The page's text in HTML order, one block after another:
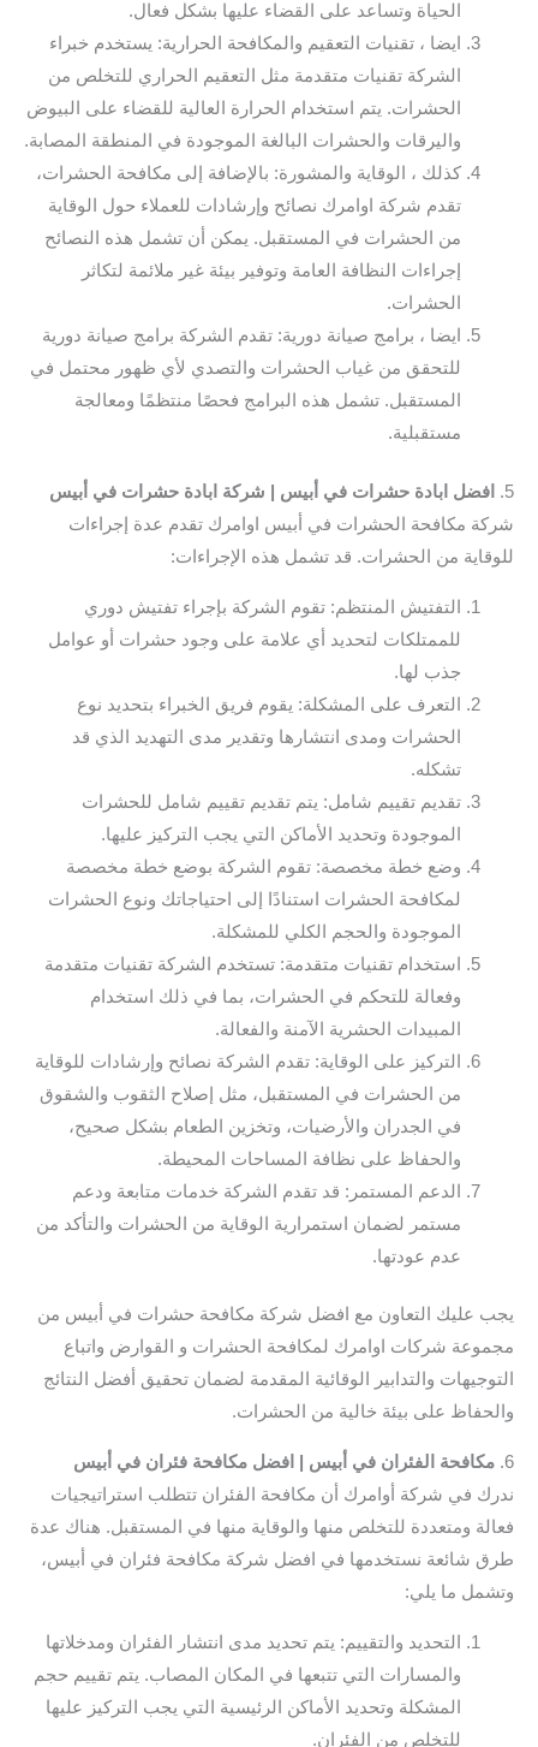
الحياة وتساعد على القضاء عليها بشكل فعال.
ايضا ، تقنيات التعقيم والمكافحة الحرارية: يستخدم خبراء
الشركة تقنيات متقدمة مثل التعقيم الحراري للتخلص من
الحشرات. يتم استخدام الحرارة العالية للقضاء على البيوض
واليرقات والحشرات البالغة الموجودة في المنطقة المصابة.
كذلك ، الوقاية والمشورة: بالإضافة إلى مكافحة الحشرات،
تقدم شركة اوامرك نصائح وإرشادات للعملاء حول الوقاية
من الحشرات في المستقبل. يمكن أن تشمل هذه النصائح
إجراءات النظافة العامة وتوفير بيئة غير ملائمة لتكاثر
الحشرات.
ايضا ، برامج صيانة دورية: تقدم الشركة برامج صيانة دورية
للتحقق من غياب الحشرات والتصدي لأي ظهور محتمل في
المستقبل. تشمل هذه البرامج فحصًا منتظمًا ومعالجة
مستقبلية.
5.
افضل ابادة حشرات في أبيس | شركة ابادة حشرات في أبيس
شركة مكافحة الحشرات في أبيس اوامرك تقدم عدة إجراءات
للوقاية من الحشرات. قد تشمل هذه الإجراءات:
التفتيش المنتظم: تقوم الشركة بإجراء تفتيش دوري
للممتلكات لتحديد أي علامة على وجود حشرات أو عوامل
جذب لها.
التعرف على المشكلة: يقوم فريق الخبراء بتحديد نوع
الحشرات ومدى انتشارها وتقدير مدى التهديد الذي قد
تشكله.
تقديم تقييم شامل: يتم تقديم تقييم شامل للحشرات
الموجودة وتحديد الأماكن التي يجب التركيز عليها.
وضع خطة مخصصة: تقوم الشركة بوضع خطة مخصصة
لمكافحة الحشرات استنادًا إلى احتياجاتك ونوع الحشرات
الموجودة والحجم الكلي للمشكلة.
استخدام تقنيات متقدمة: تستخدم الشركة تقنيات متقدمة
وفعالة للتحكم في الحشرات، بما في ذلك استخدام
المبيدات الحشرية الآمنة والفعالة.
التركيز على الوقاية: تقدم الشركة نصائح وإرشادات للوقاية
من الحشرات في المستقبل، مثل إصلاح الثقوب والشقوق
في الجدران والأرضيات، وتخزين الطعام بشكل صحيح،
والحفاظ على نظافة المساحات المحيطة.
الدعم المستمر: قد تقدم الشركة خدمات متابعة ودعم
مستمر لضمان استمرارية الوقاية من الحشرات والتأكد من
عدم عودتها.
يجب عليك التعاون مع افضل شركة مكافحة حشرات في أبيس من
مجموعة شركات اوامرك لمكافحة الحشرات و القوارض واتباع
التوجيهات والتدابير الوقائية المقدمة لضمان تحقيق أفضل النتائج
والحفاظ على بيئة خالية من الحشرات.
6. مكافحة الفئران في أبيس | افضل مكافحة فئران في أبيس
ندرك في شركة أوامرك أن مكافحة الفئران تتطلب استراتيجيات
فعالة ومتعددة للتخلص منها والوقاية منها في المستقبل. هناك عدة
طرق شائعة نستخدمها في افضل شركة مكافحة فئران في أبيس،
وتشمل ما يلي:
التحديد والتقييم: يتم تحديد مدى انتشار الفئران ومدخلاتها
والمسارات التي تتبعها في المكان المصاب. يتم تقييم حجم
المشكلة وتحديد الأماكن الرئيسية التي يجب التركيز عليها
للتخلص من الفئران.